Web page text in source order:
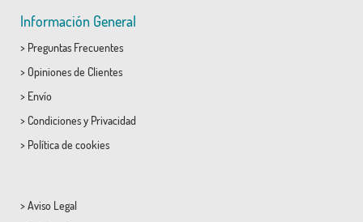
Información General
> Preguntas Frecuentes
> Opiniones de Clientes
> Envío
> Condicionesy Privacidad
> Política de cookies
> Aviso Legal